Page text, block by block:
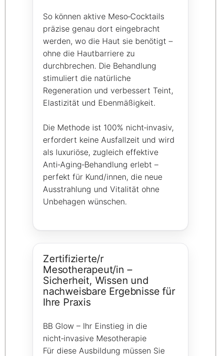
So können aktive Meso‑Cocktails
präzise genau dort eingebracht
werden, wo die Haut sie benötigt –
ohne die Hautbarriere zu
durchbrechen. Die Behandlung
stimuliert die natürliche
Regeneration und verbessert Teint,
Elastizität und Ebenmäßigkeit.
Die Methode ist 100% nicht‑invasiv,
erfordert keine Ausfallzeit und wird
als luxuriöse, zugleich effektive
Anti‑Aging‑Behandlung erlebt –
perfekt für Kund/innen, die neue
Ausstrahlung und Vitalität ohne
Unbehagen wünschen.
Zertifizierte/r
Mesotherapeut/in –
Sicherheit, Wissen und
nachweisbare Ergebnisse für
Ihre Praxis
BB Glow – Ihr Einstieg in die
nicht‑invasive Mesotherapie
Für diese Ausbildung müssen Sie